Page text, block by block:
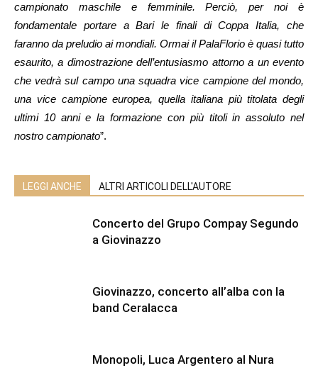
campionato maschile e femminile. Perciò, per noi è
fondamentale portare a Bari le finali di Coppa Italia, che
faranno da preludio ai mondiali. Ormai il PalaFlorio è quasi tutto
esaurito, a dimostrazione dell’entusiasmo attorno a un evento
che vedrà sul campo una squadra vice campione del mondo,
una vice campione europea, quella italiana più titolata degli
ultimi 10 anni e la formazione con più titoli in assoluto nel
nostro campionato”.
LEGGI ANCHE ALTRI ARTICOLI DELL'AUTORE
Concerto del Grupo Compay Segundo
a Giovinazzo
Giovinazzo, concerto all’alba con la
band Ceralacca
Monopoli, Luca Argentero al Nura